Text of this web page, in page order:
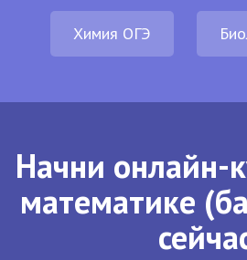
Химия ОГЭ
Начни онлайн-
математике